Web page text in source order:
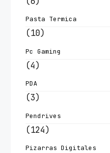
Pasta Termica
(10)
Pc Gaming
(4)
PDA
(3)
Pendrives
(124)
Pizarras Digitales